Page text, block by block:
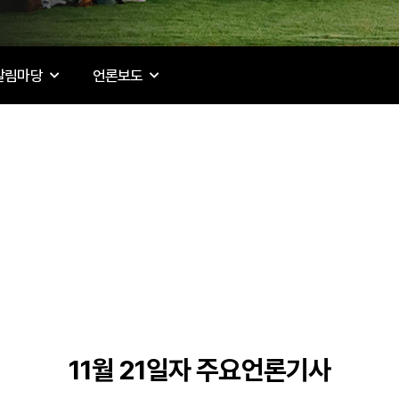
림마당 언론보도
11월 21일자 주요언론기사